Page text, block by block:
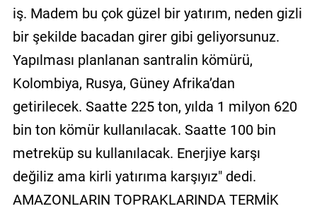
iş. Madem bu çok güzel bir yatırım, neden gizli
bir şekilde bacadan girer gibi geliyorsunuz.
Yapılması planlanan santralin kömürü,
Kolombiya, Rusya, Güney Afrika’dan
getirilecek. Saatte 225 ton, yılda 1 milyon 620
bin ton kömür kullanılacak. Saatte 100 bin
metreküp su kullanılacak. Enerjiye karşı
değiliz ama kirli yatırıma karşıyız" dedi.
AMAZONLARIN TOPRAKLARINDA TERMİK